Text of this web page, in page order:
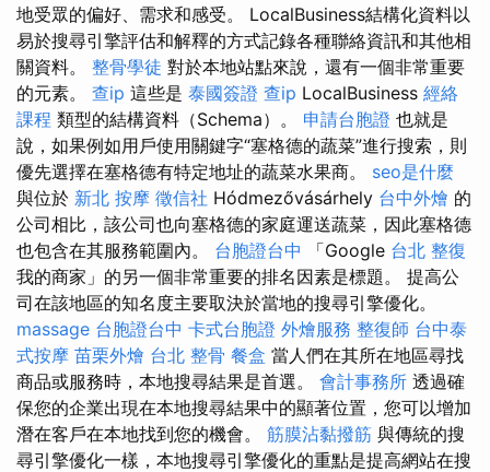
地受眾的偏好、需求和感受。 LocalBusiness結構化資料以
易於搜尋引擎評估和解釋的方式記錄各種聯絡資訊和其他相
關資料。 整骨學徒 對於本地站點來說，還有一個非常重要
的元素。 查ip 這些是 泰國簽證 查ip LocalBusiness 經絡
課程 類型的結構資料（Schema）。 申請台胞證 也就是
說，如果例如用戶使用關鍵字“塞格德的蔬菜”進行搜索，則
優先選擇在塞格德有特定地址的蔬菜水果商。 seo是什麼
與位於 新北 按摩 徵信社 Hódmezővásárhely 台中外燴 的
公司相比，該公司也向塞格德的家庭運送蔬菜，因此塞格德
也包含在其服務範圍內。 台胞證台中 「Google 台北 整復
我的商家」的另一個非常重要的排名因素是標題。 提高公
司在該地區的知名度主要取決於當地的搜尋引擎優化。
massage 台胞證台中 卡式台胞證 外燴服務 整復師 台中泰
式按摩 苗栗外燴 台北 整骨 餐盒 當人們在其所在地區尋找
商品或服務時，本地搜尋結果是首選。 會計事務所 透過確
保您的企業出現在本地搜尋結果中的顯著位置，您可以增加
潛在客戶在本地找到您的機會。 筋膜沾黏撥筋 與傳統的搜
尋引擎優化一樣，本地搜尋引擎優化的重點是提高網站在搜